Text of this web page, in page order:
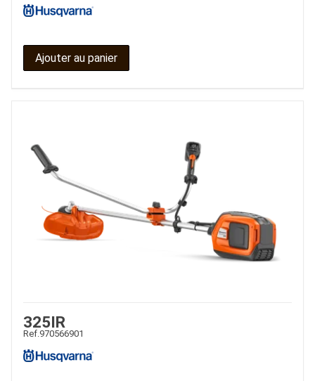
Ajouter au panier
325IR
Ref.970566901